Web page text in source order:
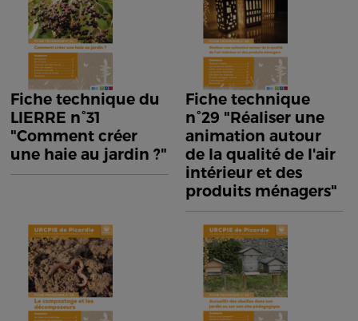
Fiche technique du
LIERRE n°31
"Comment créer
une haie au jardin ?"
Fiche technique
n°29 "Réaliser une
animation autour
de la qualité de l'air
intérieur et des
produits ménagers"